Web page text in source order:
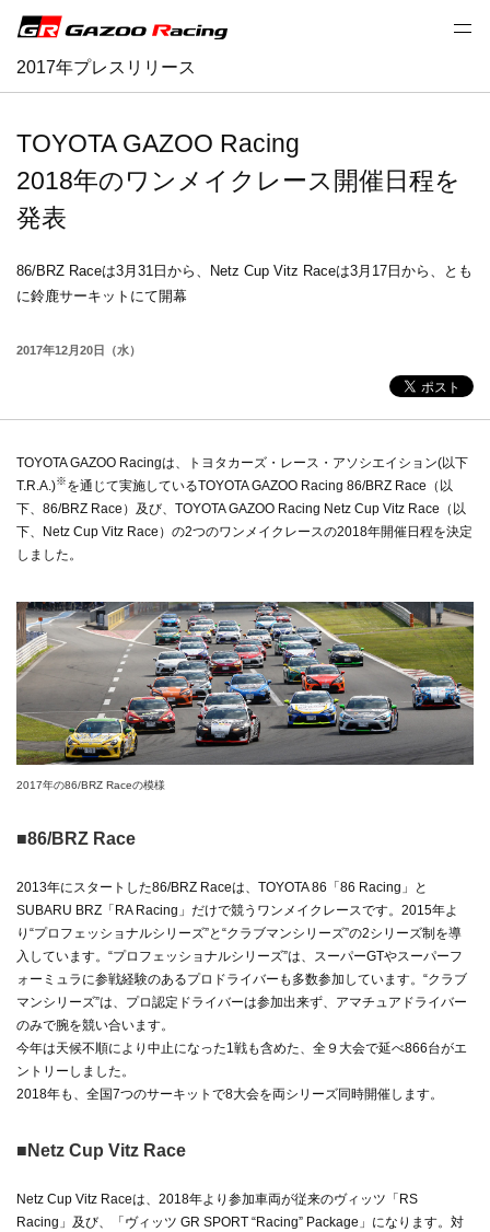
2017年プレスリリース
TOYOTA GAZOO Racing
2018年のワンメイクレース開催日程を
発表
86/BRZ Raceは3月31日から、Netz Cup Vitz Raceは3月17日から、とも
に鈴鹿サーキットにて開幕
2017年12月20日（水）
TOYOTA GAZOO Racingは、トヨタカーズ・レース・アソシエイション(以下
T.R.A.)※を通じて実施しているTOYOTA GAZOO Racing 86/BRZ Race（以
下、86/BRZ Race）及び、TOYOTA GAZOO Racing Netz Cup Vitz Race（以
下、Netz Cup Vitz Race）の2つのワンメイクレースの2018年開催日程を決定
しました。
2017年の86/BRZ Raceの模様
■86/BRZ Race
2013年にスタートした86/BRZ Raceは、TOYOTA 86「86 Racing」と
SUBARU BRZ「RA Racing」だけで競うワンメイクレースです。2015年よ
り“プロフェッショナルシリーズ”と“クラブマンシリーズ”の2シリーズ制を導
入しています。“プロフェッショナルシリーズ”は、スーパーGTやスーパーフ
ォーミュラに参戦経験のあるプロドライバーも多数参加しています。“クラブ
マンシリーズ”は、プロ認定ドライバーは参加出来ず、アマチュアドライバー
のみで腕を競い合います。
今年は天候不順により中止になった1戦も含めた、全９大会で延べ866台がエ
ントリーしました。
2018年も、全国7つのサーキットで8大会を両シリーズ同時開催します。
■Netz Cup Vitz Race
Netz Cup Vitz Raceは、2018年より参加車両が従来のヴィッツ「RS
Racing」及び、「ヴィッツ GR SPORT “Racing” Package」になります。対